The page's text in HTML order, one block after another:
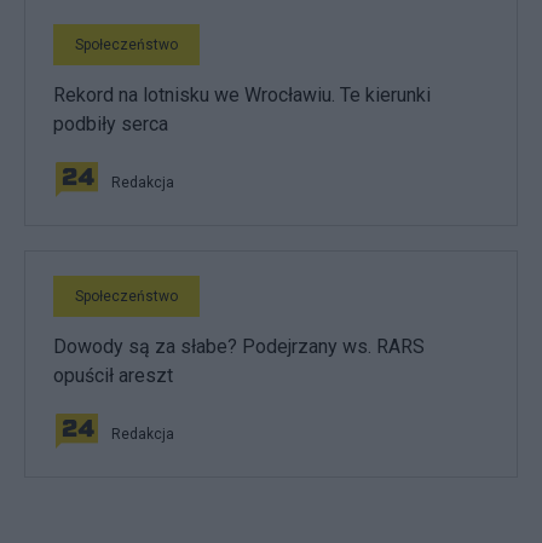
Społeczeństwo
Rekord na lotnisku we Wrocławiu. Te kierunki
podbiły serca
Redakcja
Społeczeństwo
Dowody są za słabe? Podejrzany ws. RARS
opuścił areszt
Redakcja